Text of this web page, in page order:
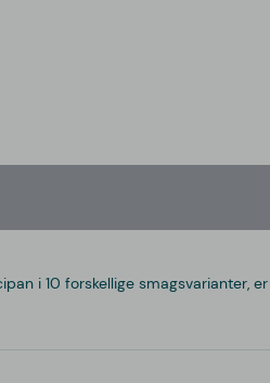
i 10 forskellige smagsvarianter,